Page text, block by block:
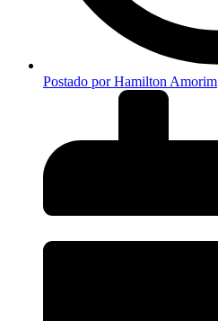
Postado porHamilton Amorim